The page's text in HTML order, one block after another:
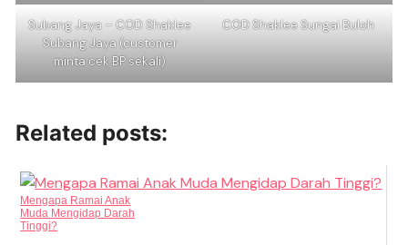
Subang Jaya – COD Shaklee
Subang Jaya (customer
minta cek BP sekali)
COD Shaklee Sungai Buloh
Related posts:
Mengapa Ramai Anak
Muda Mengidap Darah
Tinggi?